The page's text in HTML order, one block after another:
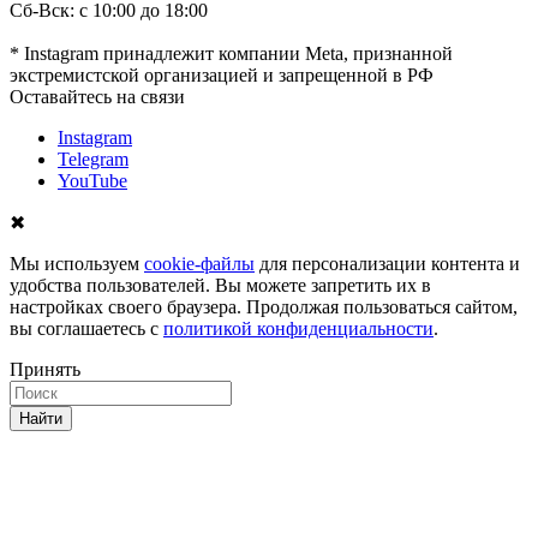
Сб-Вск: с 10:00 до 18:00
* Instagram принадлежит компании Meta, признанной
экстремистской организацией и запрещенной в РФ
Оставайтесь на связи
Instagram
Telegram
YouTube
✖
Мы используем cookie-файлы для персонализации контента и
удобства пользователей. Вы можете запретить их в
настройках своего браузера. Продолжая пользоваться сайтом,
вы соглашаетесь с политикой конфиденциальности.
Принять
Найти